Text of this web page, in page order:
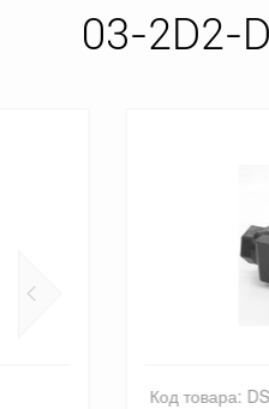
03-2D2-
Код товара: DSG-03-3C12-